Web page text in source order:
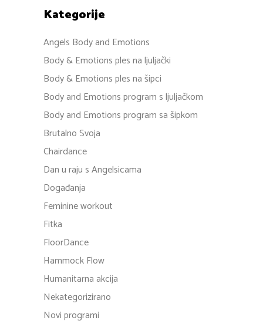
Kategorije
Angels Body and Emotions
Body & Emotions ples na ljuljački
Body & Emotions ples na šipci
Body and Emotions program s ljuljačkom
Body and Emotions program sa šipkom
Brutalno Svoja
Chairdance
Dan u raju s Angelsicama
Događanja
Feminine workout
Fitka
FloorDance
Hammock Flow
Humanitarna akcija
Nekategorizirano
Novi programi